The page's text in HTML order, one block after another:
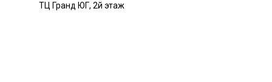
ТЦ Гранд ЮГ, 2й этаж